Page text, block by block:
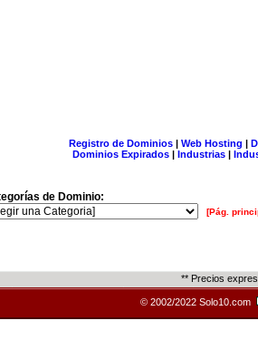
Registro de Dominios| Web Hosting |
Dominios Expirados | Industrias |
de Dominio:
[Pág.
** Precios
© 2002/2022 Solo10.com